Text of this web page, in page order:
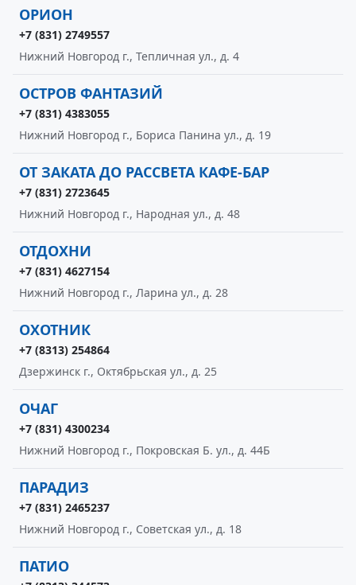
ОРИОН
+7 (831) 2749557
Нижний Новгород г., Тепличная ул., д. 4
ОСТРОВ ФАНТАЗИЙ
+7 (831) 4383055
Нижний Новгород г., Бориса Панина ул., д. 19
ОТ ЗАКАТА ДО РАССВЕТА КАФЕ-БАР
+7 (831) 2723645
Нижний Новгород г., Народная ул., д. 48
ОТДОХНИ
+7 (831) 4627154
Нижний Новгород г., Ларина ул., д. 28
ОХОТНИК
+7 (8313) 254864
Дзержинск г., Октябрьская ул., д. 25
ОЧАГ
+7 (831) 4300234
Нижний Новгород г., Покровская Б. ул., д. 44Б
ПАРАДИЗ
+7 (831) 2465237
Нижний Новгород г., Советская ул., д. 18
ПАТИО